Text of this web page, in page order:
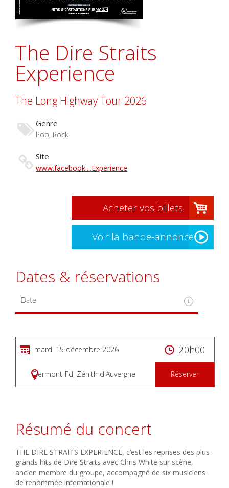
The Dire Straits
Experience
The Long Highway Tour 2026
Genre
Pop, Rock
Site
www.facebook....Experience
Acheter vos billets
Voir la bande-annonce
Dates & réservations
mardi 15 décembre 2026 20h00
Réserver
Clermont-Fd, Zénith d'Auvergne
Résumé du concert
THE DIRE STRAITS EXPERIENCE, c’est les reprises des plus
grands hits de Dire Straits avec Chris White sur scène,
ancien membre du groupe, accompagné de six musiciens
de renommée internationale !